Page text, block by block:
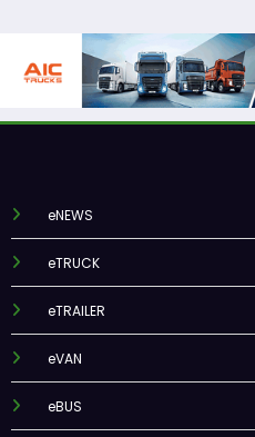
eNEWS
eTRUCK
eTRAILER
eVAN
eBUS